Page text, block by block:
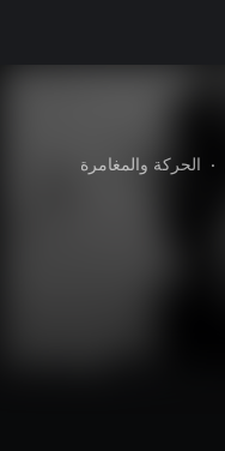
• الحركة والمغامرة